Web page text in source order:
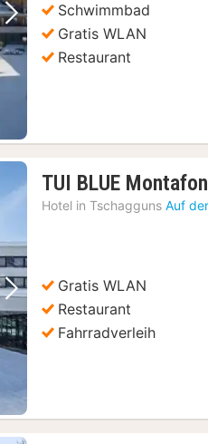
Nächstes Bild
Schwimmbad
Gratis WLAN
Restaurant
Nächstes Bild
TUI BLUE Montafon
Hotel in Tschagguns Auf
Gratis WLAN
Restaurant
Fahrradverleih